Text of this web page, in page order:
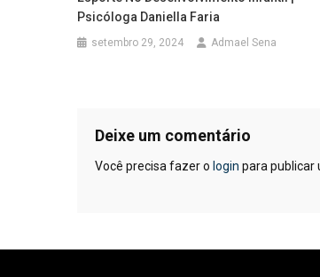
Psicóloga Daniella Faria
setembro 29, 2024 Admael Sena
Deixe um comentário
Você precisa fazer o login para publicar